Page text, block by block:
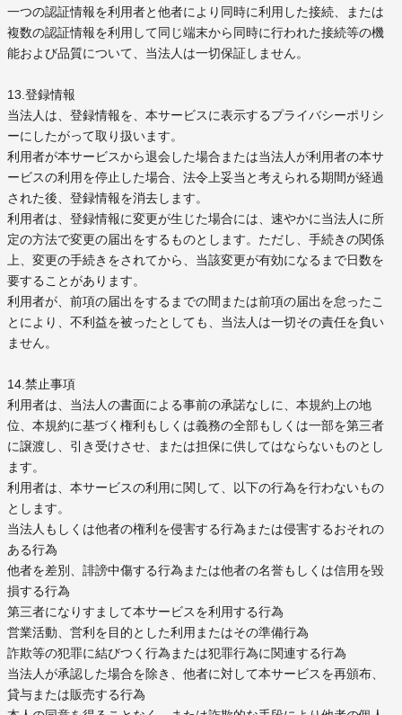
一つの認証情報を利用者と他者により同時に利用した接続、または
複数の認証情報を利用して同じ端末から同時に行われた接続等の機
能および品質について、当法人は一切保証しません。
13.登録情報
当法人は、登録情報を、本サービスに表示するプライバシーポリシ
ーにしたがって取り扱います。
利用者が本サービスから退会した場合または当法人が利用者の本サ
ービスの利用を停止した場合、法令上妥当と考えられる期間が経過
された後、登録情報を消去します。
利用者は、登録情報に変更が生じた場合には、速やかに当法人に所
定の方法で変更の届出をするものとします。ただし、手続きの関係
上、変更の手続きをされてから、当該変更が有効になるまで日数を
要することがあります。
利用者が、前項の届出をするまでの間または前項の届出を怠ったこ
とにより、不利益を被ったとしても、当法人は一切その責任を負い
ません。
14.禁止事項
利用者は、当法人の書面による事前の承諾なしに、本規約上の地
位、本規約に基づく権利もしくは義務の全部もしくは一部を第三者
に譲渡し、引き受けさせ、または担保に供してはならないものとし
ます。
利用者は、本サービスの利用に関して、以下の行為を行わないもの
とします。
当法人もしくは他者の権利を侵害する行為または侵害するおそれの
ある行為
他者を差別、誹謗中傷する行為または他者の名誉もしくは信用を毀
損する行為
第三者になりすまして本サービスを利用する行為
営業活動、営利を目的とした利用またはその準備行為
詐欺等の犯罪に結びつく行為または犯罪行為に関連する行為
当法人が承認した場合を除き、他者に対して本サービスを再頒布、
貸与または販売する行為